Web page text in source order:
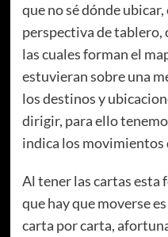
que no sé dónde
perspectiva de tablero,
las cuales forman el
estuvieran sobre una
los destinos y
dirigir, para ello
indica los movimientos
Al tener las cartas esta
que hay que moverse
carta por carta,